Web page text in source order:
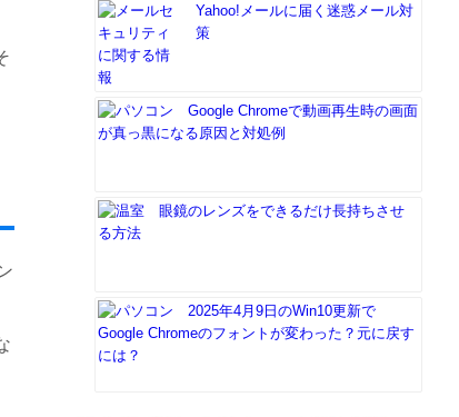
Yahoo!メールに届く迷惑メール対
策
Google Chromeで動画再生時の画面
が真っ黒になる原因と対処例
眼鏡のレンズをできるだけ長持ちさせ
る方法
2025年4月9日のWin10更新で
Google Chromeのフォントが変わった？元に戻す
には？